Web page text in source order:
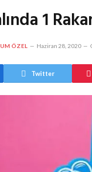
1
ÖZEL Haziran 28, 2020
Twitter